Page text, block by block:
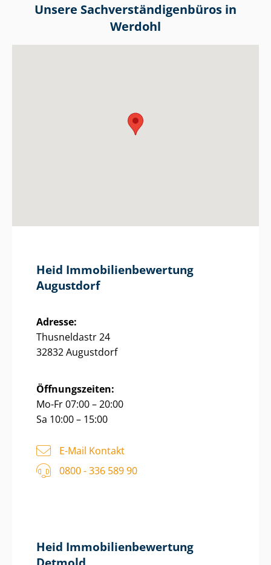
Unsere Sach­ver­stän­di­gen­bü­ros in
Werdohl
Heid Im­mo­bi­li­en­be­wer­tung
Augustdorf
Adresse:
Thusneldastr 24
32832 Augustdorf
Öffnungszeiten:
Mo-Fr 07:00 – 20:00
Sa 10:00 – 15:00
E-Mail Kontakt
0800 - 336 589 90
Heid Im­mo­bi­li­en­be­wer­tung